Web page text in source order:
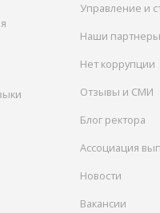
Управление и
Наши партнеры
Нет коррупции
Отзывы и СМИ
Блог ректора
Ассоциация
Новости
Вакансии